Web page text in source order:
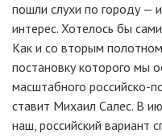
пошли слухи по городу —
интерес. Хотелось бы
Как и со вторым
постановку которого мы
масштабного российско-
ставит Михаил Салес. В
наш, российский вариант